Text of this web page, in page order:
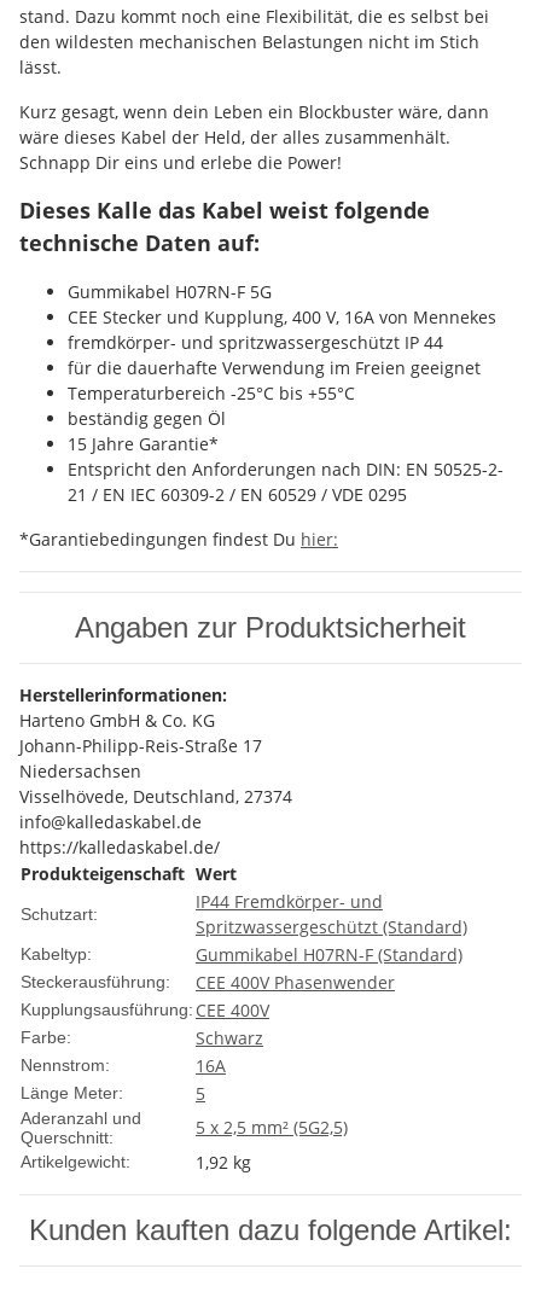
stand. Dazu kommt noch eine Flexibilität, die es selbst bei
den wildesten mechanischen Belastungen nicht im Stich
lässt.
Kurz gesagt, wenn dein Leben ein Blockbuster wäre, dann
wäre dieses Kabel der Held, der alles zusammenhält.
Schnapp Dir eins und erlebe die Power!
Dieses Kalle das Kabel weist folgende
technische Daten auf:
Gummikabel H07RN-F 5G
CEE Stecker und Kupplung, 400 V, 16A von Mennekes
fremdkörper- und spritzwassergeschützt IP 44
für die dauerhafte Verwendung im Freien geeignet
Temperaturbereich -25°C bis +55°C
beständig gegen Öl
15 Jahre Garantie*
Entspricht den Anforderungen nach DIN: EN 50525-2-
21 / EN IEC 60309-2 / EN 60529 / VDE 0295
*Garantiebedingungen findest Du hier:
Angaben zur Produktsicherheit
Herstellerinformationen:
Harteno GmbH & Co. KG
Johann-Philipp-Reis-Straße 17
Niedersachsen
Visselhövede, Deutschland, 27374
info@kalledaskabel.de
https://kalledaskabel.de/
Produkteigenschaft Wert
Schutzart:
IP44 Fremdkörper- und
Spritzwassergeschützt (Standard)
Kabeltyp: Gummikabel H07RN-F (Standard)
Steckerausführung: CEE 400V Phasenwender
Kupplungsausführung: CEE 400V
Farbe: Schwarz
Nennstrom: 16A
Länge Meter: 5
Aderanzahl und
Querschnitt:
5 x 2,5 mm² (5G2,5)
Artikelgewicht: 1,92 kg
Kunden kauften dazu folgende Artikel: